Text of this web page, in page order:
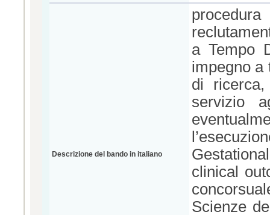
Descrizione del bando in italiano
a Tempo
impegno a
di
servizio
clinical
Scienze